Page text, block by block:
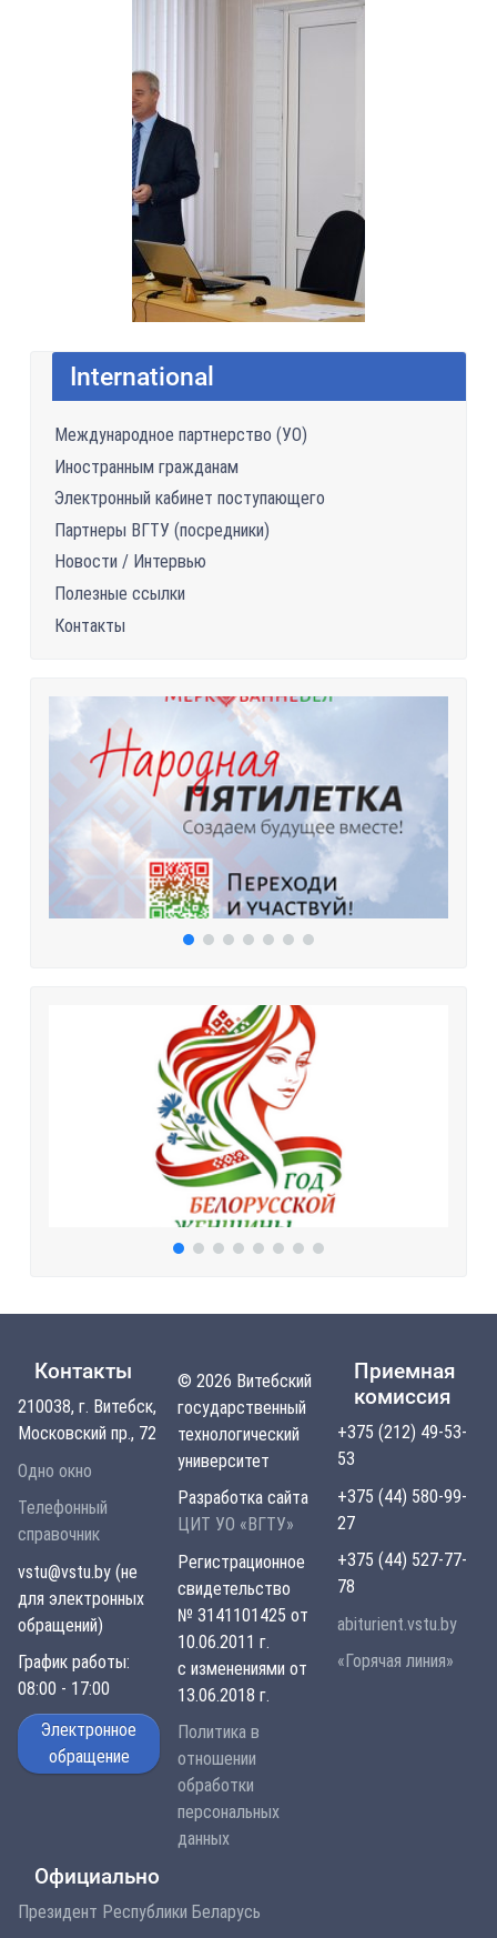
International
Международное партнерство (УО)
Иностранным гражданам
Электронный кабинет поступающего
Партнеры ВГТУ (посредники)
Новости / Интервью
Полезные ссылки
Контакты
Контакты
210038, г. Витебск,
Московский пр., 72
Одно окно
Телефонный
справочник
vstu@vstu.by (не
для электронных
обращений)
График работы:
08:00 - 17:00
Электронное
обращение
© 2026 Витебский
государственный
технологический
университет
Разработка сайта
ЦИТ УО «ВГТУ»
Регистрационное
свидетельство
№ 3141101425 от
10.06.2011 г.
с изменениями от
13.06.2018 г.
Политика в
отношении
обработки
персональных
данных
Приемная
комиссия
+375 (212) 49-53-
53
+375 (44) 580-99-
27
+375 (44) 527-77-
78
abiturient.vstu.by
«Горячая линия»
Официально
Президент Республики Беларусь